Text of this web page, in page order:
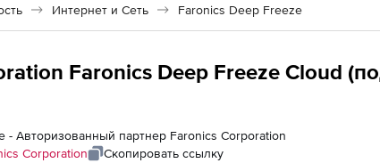
Интернет и Сеть Faronics Deep Freeze
Faronics Deep Freeze Cloud
- Авторизованный партнер Faronics Corporation
Corporation Скопировать ссылку